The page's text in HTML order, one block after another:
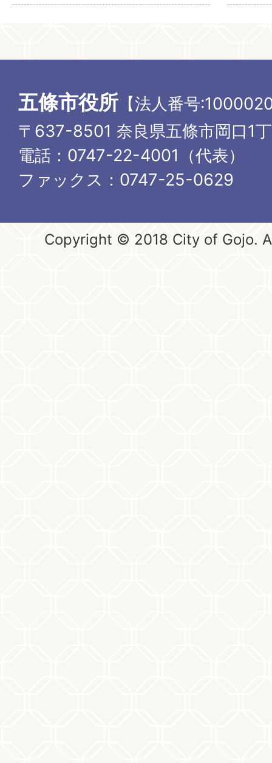
五條市役所 【法人番号
〒637-8501 奈良県五條市岡口1
電話：0747-22-4001（代表）
ファックス：0747-25-0629
Copyright © 2018 City of Gojo.